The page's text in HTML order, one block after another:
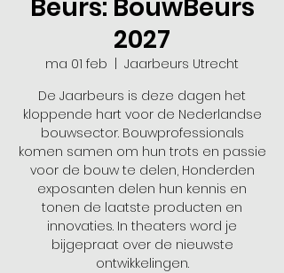
Beurs: BouwBeurs
2027
ma 01 feb
Jaarbeurs Utrecht
De Jaarbeurs is deze dagen het
kloppende hart voor de Nederlandse
bouwsector. Bouwprofessionals
komen samen om hun trots en passie
voor de bouw te delen, Honderden
exposanten delen hun kennis en
tonen de laatste producten en
innovaties. In theaters word je
bijgepraat over de nieuwste
ontwikkelingen.